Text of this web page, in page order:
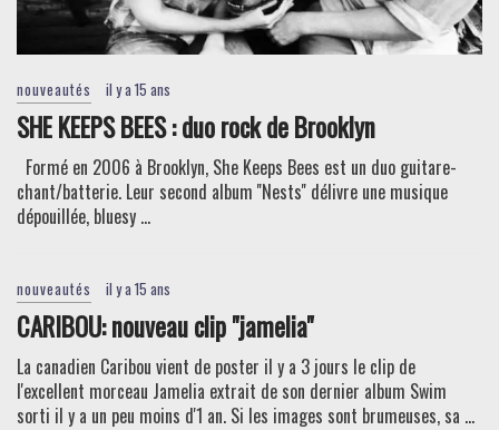
nouveautés il y a 15 ans
SHE KEEPS BEES : duo rock de Brooklyn
Formé en 2006 à Brooklyn, She Keeps Bees est un duo guitare-
chant/batterie. Leur second album ''Nests'' délivre une musique
dépouillée, bluesy ...
nouveautés il y a 15 ans
CARIBOU: nouveau clip "jamelia"
La canadien Caribou vient de poster il y a 3 jours le clip de
l'excellent morceau Jamelia extrait de son dernier album Swim
sorti il y a un peu moins d'1 an. Si les images sont brumeuses, sa ...